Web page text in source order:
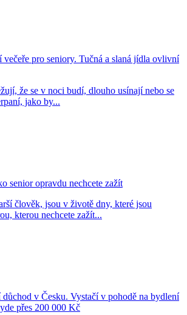
večeře pro seniory. Tučná a slaná jídla ovlivní
že se v noci budí, dlouho usínají nebo se
jako by...
senior opravdu nechcete zažít
člověk, jsou v životě dny, které jsou
kterou nechcete zažít...
důchod v Česku. Vystačí v pohodě na bydlení
přes 200 000 Kč